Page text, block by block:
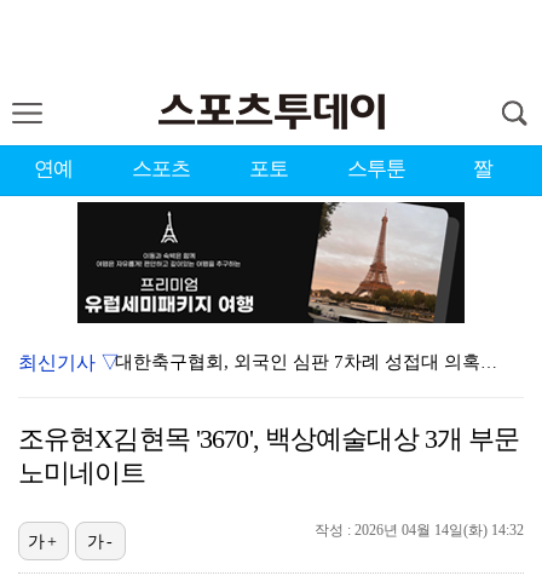
연예 스포츠 포토 스투툰 짤
대한축구협회, 외국인 심판 7차례 성접대 의혹…이 기간…
3승 사냥 시동 건 서교림 "샷·퍼트 만족스러워…좋은 …
박지훈, 9월 잠실실내체육관서 앙코르 콘서트 개최
최신기사 ▽
조유현X김현목 '3670', 백상예술대상 3개 부문
노미네이트
작성 : 2026년 04월 14일(화) 14:32
가+ 가-